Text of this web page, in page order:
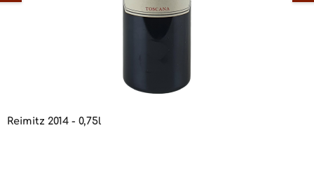
Reimitz 2014 - 0,75l